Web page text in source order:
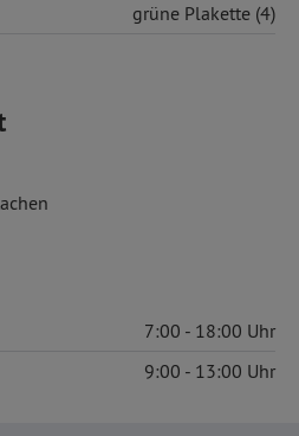
grüne Plakette (4)
7:00 18:00
9:00 13:00